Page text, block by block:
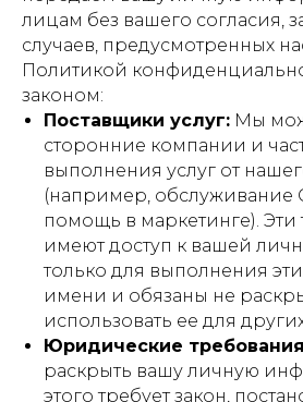
лицам без вашего согласия,
случаев, предусмотренных
Политикой
законом:
Поставщики услуг: Мы
сторонние компании и
выполнения услуг от
(например, обслуживание
помощь в маркетинге). Эти
имеют доступ к вашей
только для выполнения
имени и обязаны не
использовать ее для
Юридические
раскрыть вашу личную
этого требует закон,